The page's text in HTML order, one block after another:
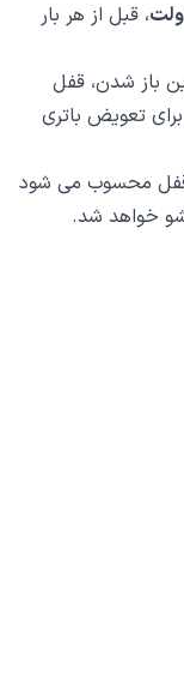
، قبل از هر بار
باز شدن، قفل
تعویض باتری
قفل محسوب می شود
خواهد شد.